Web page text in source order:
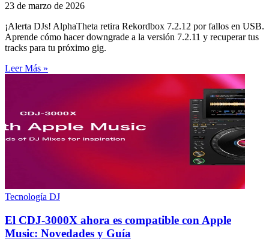
23 de marzo de 2026
¡Alerta DJs! AlphaTheta retira Rekordbox 7.2.12 por fallos en USB.
Aprende cómo hacer downgrade a la versión 7.2.11 y recuperar tus
tracks para tu próximo gig.
Leer Más »
Tecnología DJ
El CDJ-3000X ahora es compatible con Apple
Music: Novedades y Guía